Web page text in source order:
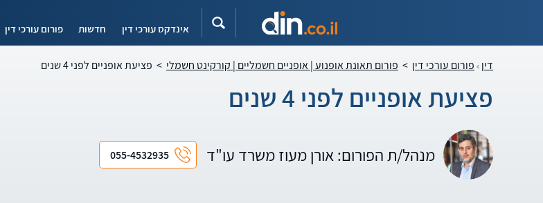
אינדקס עורכי דין חדשות פורום עורכי דין
דין פורום עורכי דין > פורום תאונת אופנוע | אופניים חשמליים | קורקינט חשמלי > פציעת אופניים לפני 4 שנים
פציעת אופניים לפני 4 שנים
מנהל/ת הפורום: אורן מעוז משרד עו"ד 055-4532935